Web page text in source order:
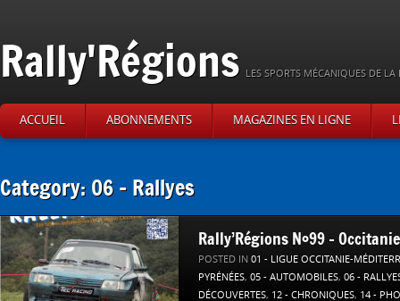
Rally'Régions LES SPORTS MÉCANIQUES DE
ACCUEIL ABONNEMENTS MAGAZINES EN LIGNE
Category: 06 – Rallyes
Rally’Régions N°99 –
POSTED IN 01 - LIGUE OCCITANIE-
PYRÉNÉES, 05 - AUTOMOBILES, 06 -
DÉCOUVERTES, 12 - CHRONIQUES, 14 -